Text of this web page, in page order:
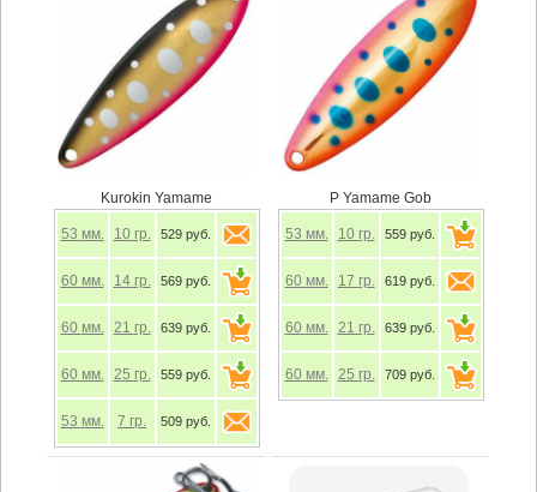
Kurokin Yamame
53 мм. 10 гр. 529 руб.
60 мм. 14 гр. 569 руб.
60 мм. 21 гр. 639 руб.
60 мм. 25 гр. 559 руб.
53 мм. 7 гр. 509 руб.
P Yamame Gob
53 мм. 10 гр. 559 руб.
60 мм. 17 гр. 619 руб.
60 мм. 21 гр. 639 руб.
60 мм. 25 гр. 709 руб.